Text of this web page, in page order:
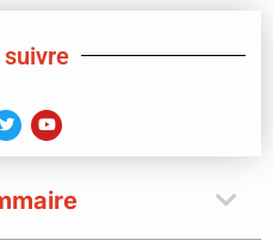
suivre